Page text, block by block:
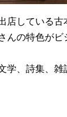
店している古
んの特色がビ
学、詩集、雑